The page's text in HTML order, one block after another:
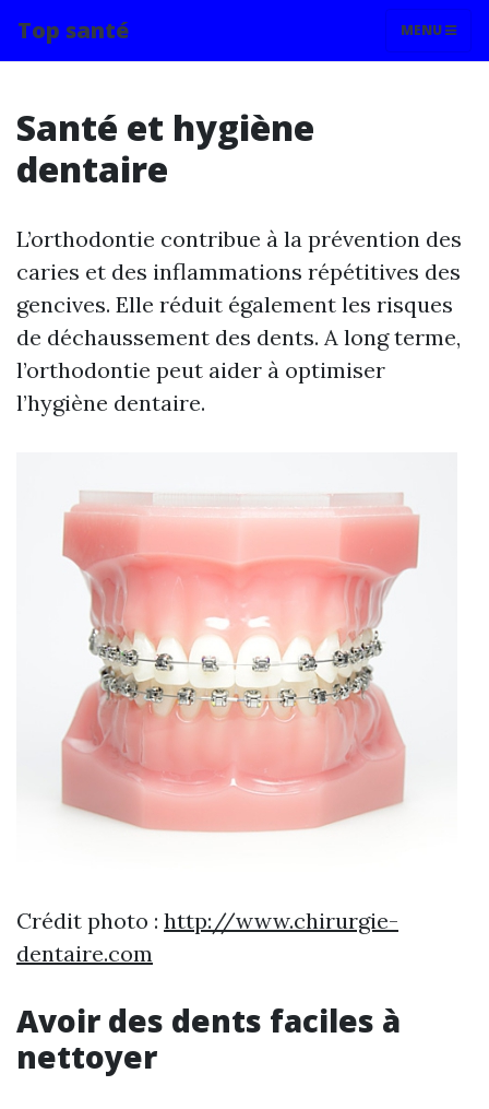
Top santé MENU
Santé et hygiène
dentaire
L’orthodontie contribue à la prévention des
caries et des inflammations répétitives des
gencives. Elle réduit également les risques
de déchaussement des dents. A long terme,
l’orthodontie peut aider à optimiser
l’hygiène dentaire.
Crédit photo : http://www.chirurgie-
dentaire.com
Avoir des dents faciles à
nettoyer